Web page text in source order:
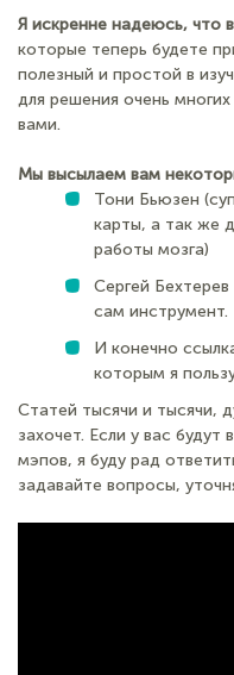
Я искренне надеюсь, что
которые теперь будете
полезный и простой в
для решения очень
вами.
Мы высылаем вам
Тони Бьюзен
карты, а так же
работы мозга)
Сергей
сам инструмент.
И конечно
которым я
Статей тысячи и тысячи,
захочет. Если у вас
мэпов, я буду рад
задавайте вопросы,